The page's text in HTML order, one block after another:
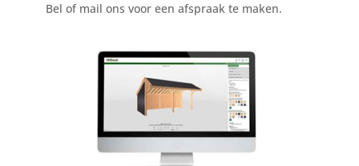
Bel of mail ons voor een afspraak te maken.